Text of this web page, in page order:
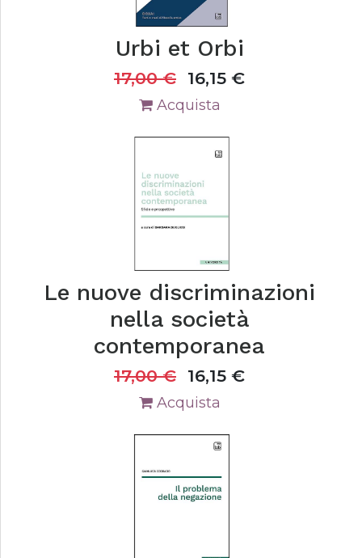
Urbi et Orbi
17,00€ 16,15 €
Acquista
Le nuove discriminazioni
nella società
contemporanea
17,00€ 16,15 €
Acquista